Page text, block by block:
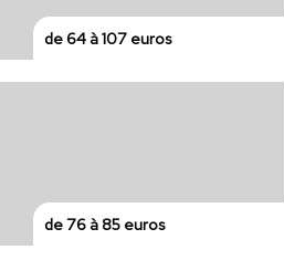
de 64 à 107 euros
de 76 à 85 euros